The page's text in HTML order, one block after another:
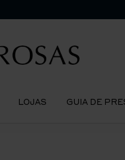
LOJAS GUIA DE